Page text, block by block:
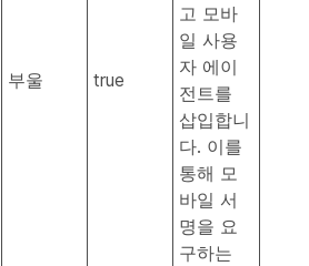
부울 true
고 모바
일 사용
자 에이
전트를
삽입합니
다. 이를
통해 모
바일 서
명을 요
구하는